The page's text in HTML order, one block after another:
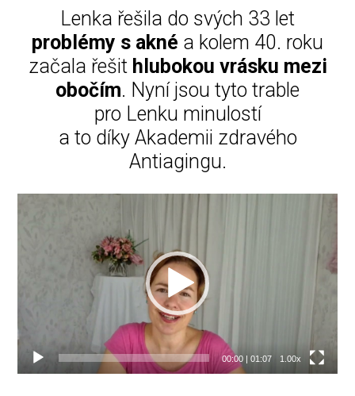
Lenka řešila do svých 33 let
problémy s akné a kolem 40. roku
začala řešit hlubokou vrásku mezi
obočím. Nyní jsou tyto trable
pro Lenku minulostí
a to díky Akademii zdravého
Antiagingu.
00:00| 01:07 1.00x